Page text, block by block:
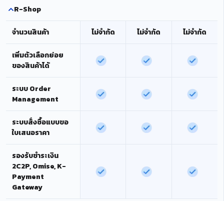
R-Shop
จำนวนสินค้า ไม่จำกัด ไม่จำกัด ไม่จำกัด
เพิ่มตัวเลือกย่อย
ของสินค้าได้
ระบบ Order
Management
ระบบสั่งซื้อแบบขอ
ใบเสนอราคา
รองรับชำระเงิน
2C2P, Omise, K-
Payment
Gateway